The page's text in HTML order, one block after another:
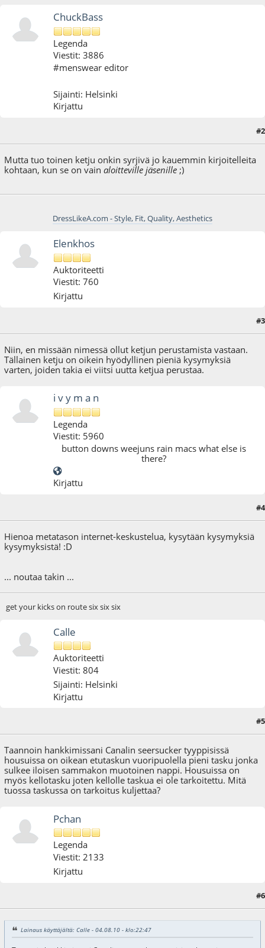
ChuckBass
Legenda
Viestit: 3886
#menswear editor
Sijainti: Helsinki
Kirjattu
: 04.08.10 - klo:21:16 käyttäjältä ChuckBass#2
Mutta tuo toinen ketju onkin syrjivä jo kauemmin kirjoitelleita
kohtaan, kun se on vainaloitteville jäsenille ;)
DressLikeA.com - Style, Fit, Quality, Aesthetics
Elenkhos
Auktoriteetti
Viestit: 760
Kirjattu
#3
Niin, en missään nimessä ollut ketjun perustamista vastaan.
Tällainen ketju on oikein hyödyllinen pieniä kysymyksiä
varten, joiden takia ei viitsi uutta ketjua perustaa.
i v y m a n
Legenda
Viestit: 5960
button downs weejuns rain macs what else is
there?
Kirjattu
#4
Hienoa metatason internet-keskustelua, kysytään kysymyksiä
kysymyksistä! :D
... noutaa takin ...
get your kicks on route six six six
Calle
Auktoriteetti
Viestit: 804
Sijainti: Helsinki
Kirjattu
#5
Taannoin hankkimissani Canalin seersucker tyyppisissä
housuissa on oikean etutaskun vuoripuolella pieni tasku jonka
sulkee iloisen sammakon muotoinen nappi. Housuissa on
myös kellotasku joten kellolle taskua ei ole tarkoitettu. Mitä
tuossa taskussa on tarkoitus kuljettaa?
Pchan
Legenda
Viestit: 2133
Kirjattu
#6
Lainaus käyttäjältä: Calle - 04.08.10 - klo:22:47